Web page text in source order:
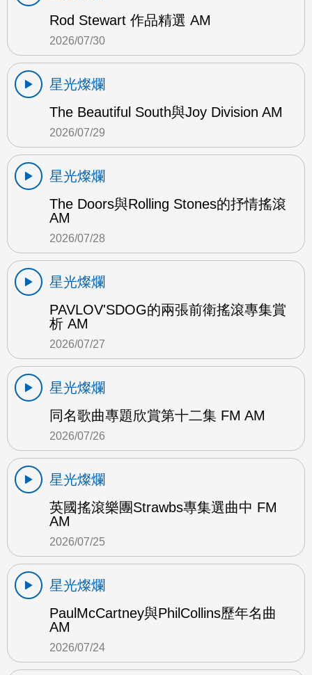
Rod Stewart 作品精選 AM
2026/07/30
星光燦爛
The Beautiful South與Joy Division AM
2026/07/29
星光燦爛
The Doors與Rolling Stones的抒情搖滾
AM
2026/07/28
星光燦爛
PAVLOV'SDOG的兩張前衛搖滾專集賞
析 AM
2026/07/27
星光燦爛
同名歌曲專題欣賞第十二集 FM AM
2026/07/26
星光燦爛
英國搖滾樂團Strawbs專集選曲中 FM
AM
2026/07/25
星光燦爛
PaulMcCartney與PhilCollins歷年名曲
AM
2026/07/24